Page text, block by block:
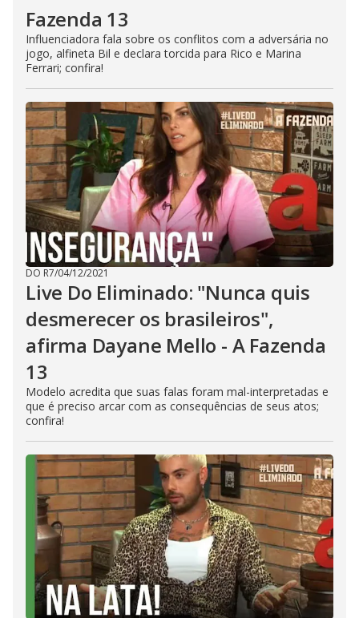
Fazenda 13
Influenciadora fala sobre os conflitos com a adversária no
jogo, alfineta Bil e declara torcida para Rico e Marina
Ferrari; confira!
DO R7/04/12/2021
Live Do Eliminado: "Nunca quis
desmerecer os brasileiros",
afirma Dayane Mello - A Fazenda
13
Modelo acredita que suas falas foram mal-interpretadas e
que é preciso arcar com as consequências de seus atos;
confira!